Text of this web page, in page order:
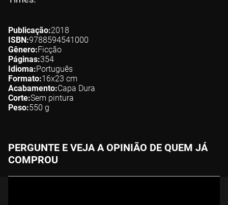
Publicação 2018
ISBN 9788594541000
Gênero Ficção
Páginas 354
Idioma Português
Formato 16x23 cm
Acabamento Capa Dura
Corte Sem pintura
Peso 550 g
PERGUNTE E VEJA A OPINIÃO DE QUEM JÁ
COMPROU